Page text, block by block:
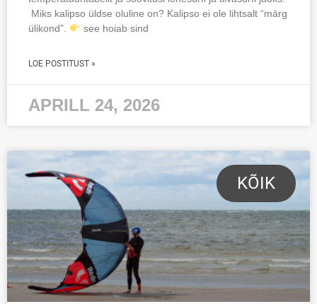
Miks kalipso üldse oluline on? Kalipso ei ole lihtsalt “märg
ülikond”.
see hoiab sind
LOE POSTITUST »
APRILL 24, 2026
KÕIK